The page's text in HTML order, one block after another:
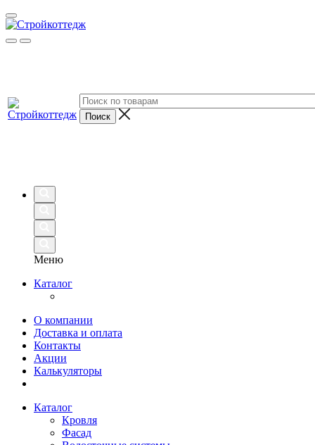
Меню
Каталог
О компании
Доставка и оплата
Контакты
Акции
Калькуляторы
Каталог
Кровля
Фасад